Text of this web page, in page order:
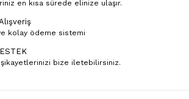
en kısa sürede elinize ulaşır.
kolay ödeme sistemi
şikayetlerinizi bize iletebilirsiniz.